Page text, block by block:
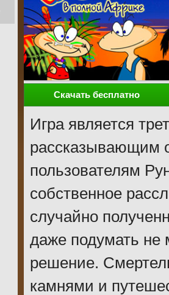
Скачать бесплатно
Игра является
рассказывающим
пользователям
собственное
случайно
даже подумать не
решение.
камнями и